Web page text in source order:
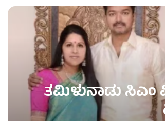
ತಮಿಳುನಾಡು